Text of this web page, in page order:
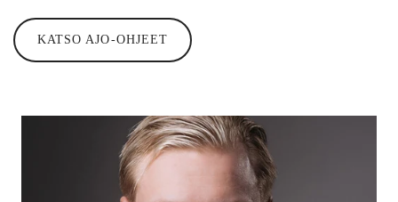
KATSO AJO-OHJEET